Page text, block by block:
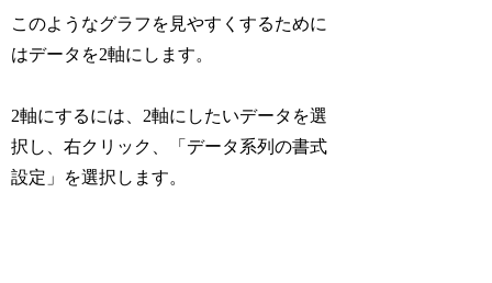
このようなグラフを見やすくするために
はデータを2軸にします。
2軸にするには、2軸にしたいデータを選
択し、右クリック、「データ系列の書式
設定」を選択します。